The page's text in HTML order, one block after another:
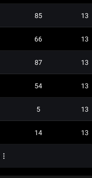
85 13
66 13
87 13
54 13
5 13
14 13